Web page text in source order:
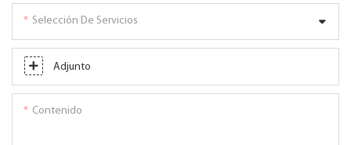
Selección De Servicios
Adjunto
Contenido